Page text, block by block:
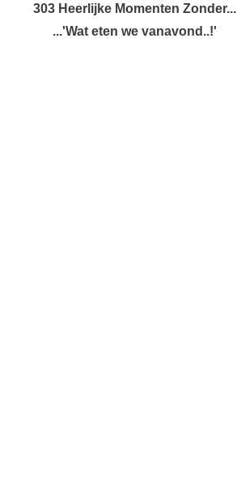
303 Heerlijke Momenten Zonder...
...'Wat eten we vanavond..!'